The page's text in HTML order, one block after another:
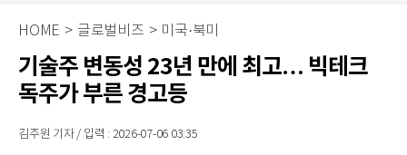
HOME > 글로벌비즈 > 미국·북미
기술주 변동성 23년 만에 최고… 빅테크
독주가 부른 경고등
김주원 기자 / 입력 : 2026-07-06 03:35